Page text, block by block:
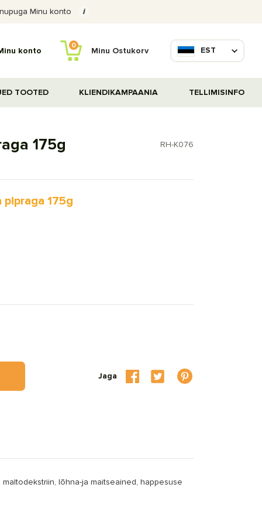
Minu konto i
konto Minu Ostukorv
0 EST
TOOTED KLIENDIKAMPAANIA TELLIMISINFO
175g
RH-K076
175g
Jaga
maltodekstriin, lõhna-ja maitseained, happesuse